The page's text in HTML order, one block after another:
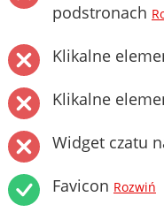
podstronach
Klikalne
Klikalne
Widget czatu
Favicon Rozwiń